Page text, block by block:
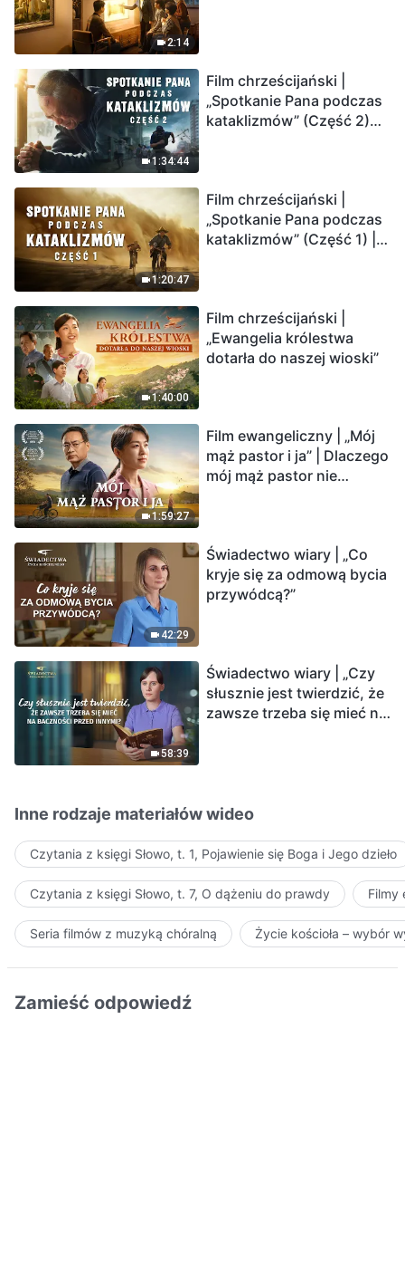
2:14
1:34:44
Film chrześcijański |
„Spotkanie Pana podczas
kataklizmów” (Część 2)
Ludzkość weszła w
odliczanie. Czy znalazłeś
już drogę ocalenia?
1:20:47
Film chrześcijański |
„Spotkanie Pana podczas
kataklizmów” (Część 1) |
1:40:00
Film chrześcijański |
„Ewangelia królestwa
dotarła do naszej wioski”
1:59:27
Film ewangeliczny | „Mój
mąż pastor i ja” | Dlaczego
mój mąż pastor nie
42:29
Świadectwo wiary | „Co
kryje się za odmową bycia
przywódcą?”
58:39
Świadectwo wiary | „Czy
słusznie jest twierdzić, że
zawsze trzeba się mieć na
Inne rodzaje materiałów wideo
Czytania z księgi Słowo, t. 1, Pojawienie się Boga i Jego dzieło
Czytania z księgi Słowo, t. 7, O dążeniu do prawdy Filmy
Seria filmów z muzyką chóralną Życie kościoła – wybór
Zamieść odpowiedź